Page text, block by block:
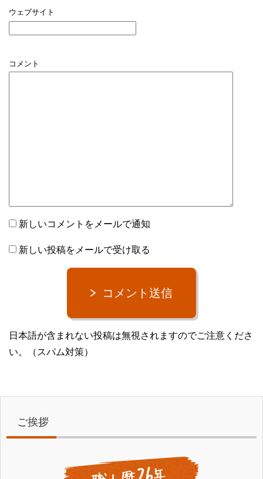
ウェブサイト
コメント
新しいコメントをメールで通知
新しい投稿をメールで受け取る
コメント送信
日本語が含まれない投稿は無視されますのでご注意くださ
い。（スパム対策）
ご挨拶